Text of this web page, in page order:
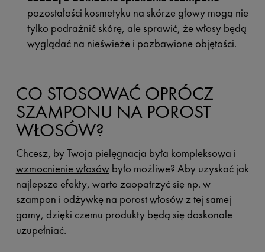
pozostałości kosmetyku na skórze głowy mogą nie
tylko podrażnić skórę, ale sprawić, że włosy będą
wyglądać na nieświeże i pozbawione objętości.
CO STOSOWAĆ OPRÓCZ
SZAMPONU NA POROST
WŁOSÓW?
Chcesz, by Twoja pielęgnacja była kompleksowa i
wzmocnienie włosówbyło możliwe? Aby uzyskać jak
najlepsze efekty, warto zaopatrzyć się np. w
szampon i odżywkę na porost włosów z tej samej
gamy, dzięki czemu produkty będą się doskonale
uzupełniać.